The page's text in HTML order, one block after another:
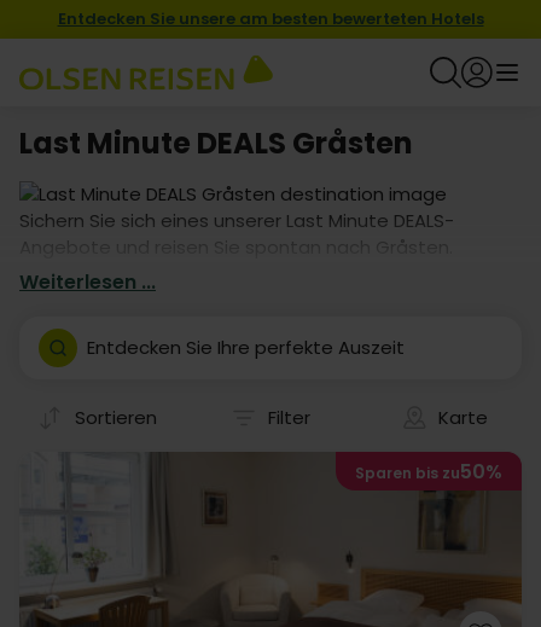
Entdecken Sie unsere am besten bewerteten Hotels
Last Minute DEALS Gråsten
Sichern Sie sich eines unserer Last Minute DEALS-
Angebote und reisen Sie spontan nach Gråsten.
Profitieren Sie von attraktiven Preisen und einer großen
in Gråsten und buchen Sie jetzt!
Weiterlesen ...
Entdecken Sie Ihre perfekte Auszeit
Sortieren Filter Karte
Sparen bis zu50%